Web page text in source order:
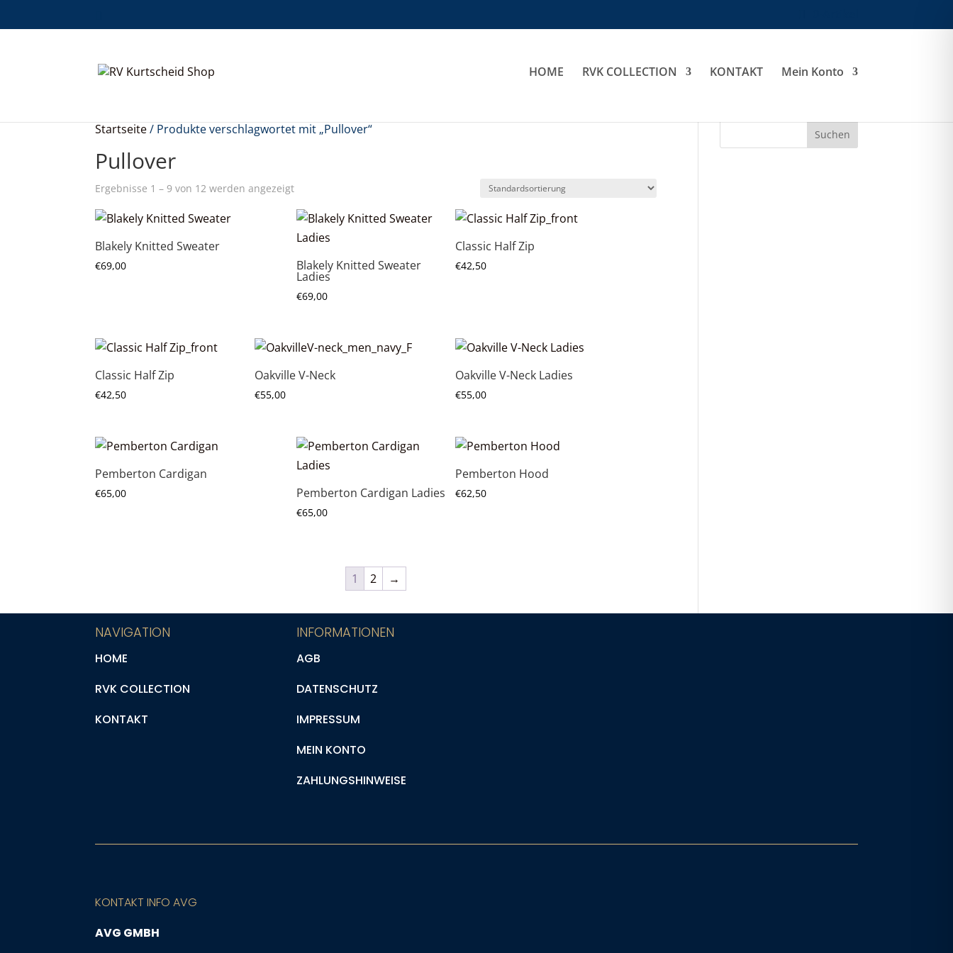
HOME RVK COLLECTION KONTAKT Mein Konto
Startseite/ Produkte verschlagwortet mit „Pullover“
Pullover
Ergebnisse 1 – 9 von 12 werden angezeigt
Blakely Knitted Sweater
€69,00 Blakely Knitted Sweater
Ladies
€69,00
Classic Half Zip
€42,50
Classic Half Zip
€42,50
Oakville V-Neck
€55,00
Oakville V-Neck Ladies
€55,00
Pemberton Cardigan
€65,00 Pemberton Cardigan Ladies
€65,00
Pemberton Hood
€62,50
1 2 →
NAVIGATION
HOME
RVK COLLECTION
KONTAKT
INFORMATIONEN
AGB
DATENSCHUTZ
IMPRESSUM
MEIN KONTO
ZAHLUNGSHINWEISE
KONTAKT INFO AVG
AVG GMBH